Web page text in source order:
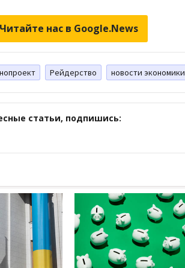
Читайте нас в Google.News
Рейдерство новости экономики
статьи, подпишись: